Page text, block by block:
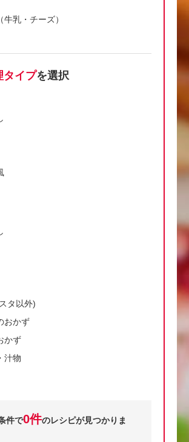
牛乳・チーズ）
タイプを選択
タ以外)
おかず
かず
汁物
件で0件のレシピが見つかりま